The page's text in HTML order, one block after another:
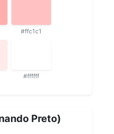
#ffc1c1
#ffffff
Preto)